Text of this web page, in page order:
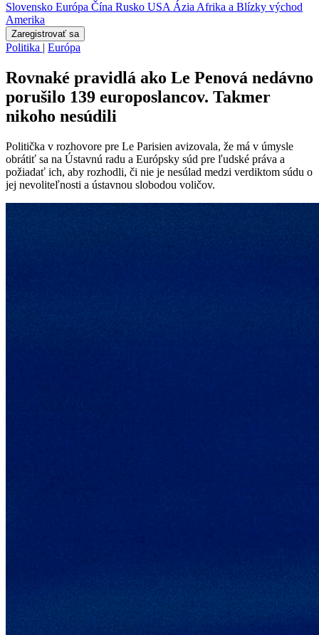
Slovensko Európa Čína Rusko USA ÁziaAfrika a Blízky východ
Amerika
Zaregistrovať sa
Politika | Európa
Rovnaké pravidlá ako Le Penová nedávno
porušilo 139 europoslancov. Takmer
nikoho nesúdili
Politička v rozhovore pre Le Parisien avizovala, že má v úmysle
obrátiť sa na Ústavnú radu a Európsky súd pre ľudské práva a
požiadať ich, aby rozhodli, či nie je nesúlad medzi verdiktom súdu o
jej nevoliteľnosti a ústavnou slobodou voličov.